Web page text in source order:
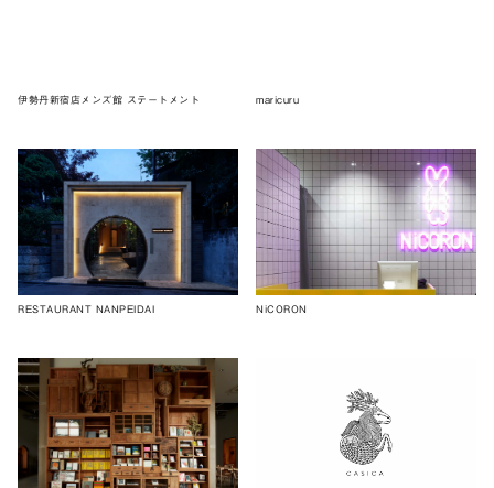
伊勢丹新宿店メンズ館 ステートメント maricuru
RESTAURANT NANPEIDAI NiCORON